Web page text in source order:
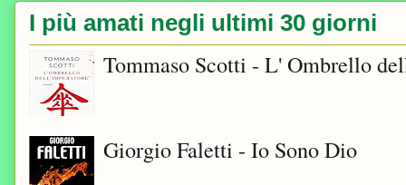
I più amati negli ultimi 30 giorni
Tommaso Scotti - L' Ombrello
Giorgio Faletti - Io Sono Dio